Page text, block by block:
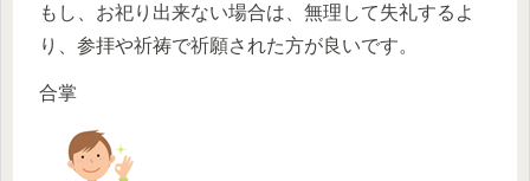
もし、お祀り出来ない場合は、無理して失礼するよ
り、参拝や祈祷で祈願された方が良いです。
合掌